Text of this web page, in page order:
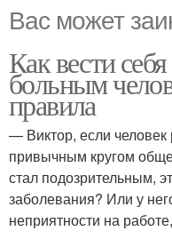
Вас может
Как вести
больным
правила
— Виктор, если человек
привычным кругом
стал подозрительным,
заболевания? Или у
неприятности на